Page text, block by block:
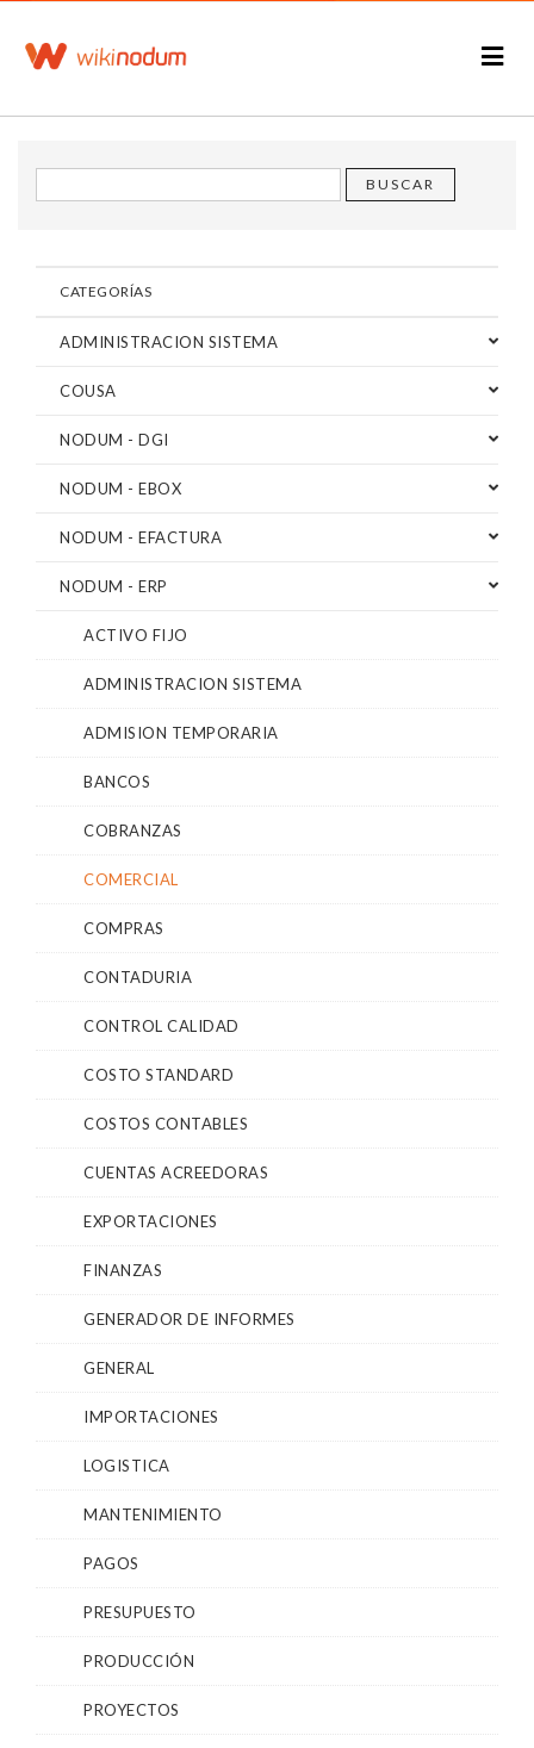
CATEGORÍAS
ADMINISTRACION SISTEMA
COUSA
NODUM - DGI
NODUM - EBOX
NODUM - EFACTURA
NODUM - ERP
ACTIVO FIJO
ADMINISTRACION SISTEMA
ADMISION TEMPORARIA
BANCOS
COBRANZAS
COMERCIAL
COMPRAS
CONTADURIA
CONTROL CALIDAD
COSTO STANDARD
COSTOS CONTABLES
CUENTAS ACREEDORAS
EXPORTACIONES
FINANZAS
GENERADOR DE INFORMES
GENERAL
IMPORTACIONES
LOGISTICA
MANTENIMIENTO
PAGOS
PRESUPUESTO
PRODUCCIÓN
PROYECTOS